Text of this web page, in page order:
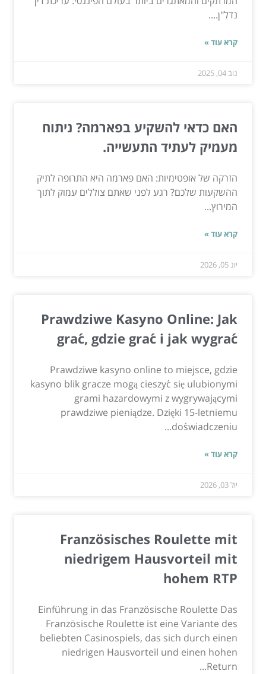
נדל"ן....
קרא עוד »
נוב 04, 2025
האם כדאי להשקיע בפארמה? ניתוח
מעמיק לעתיד התעשייה.
הזרקה של אופטימיות: האם פארמה היא התרופה לתיק
ההשקעות שלכם? רגע לפני שאתם צוללים עמוק לתוך
המירוץ...
קרא עוד »
יונ 05, 2026
Prawdziwe Kasyno Online: Jak
grać, gdzie grać i jak wygrać
Prawdziwe kasyno online to miejsce, gdzie
kasyno blik gracze mogą cieszyć się ulubionymi
grami hazardowymi z wygrywającymi
prawdziwe pieniądze. Dzięki 15-letniemu
doświadczeniu...
קרא עוד »
יול 03, 2026
Französisches Roulette mit
niedrigem Hausvorteil mit
hohem RTP
Einführung in das Französische Roulette Das
Französische Roulette ist eine Variante des
beliebten Casinospiels, das sich durch einen
niedrigen Hausvorteil und einen hohen
Return...